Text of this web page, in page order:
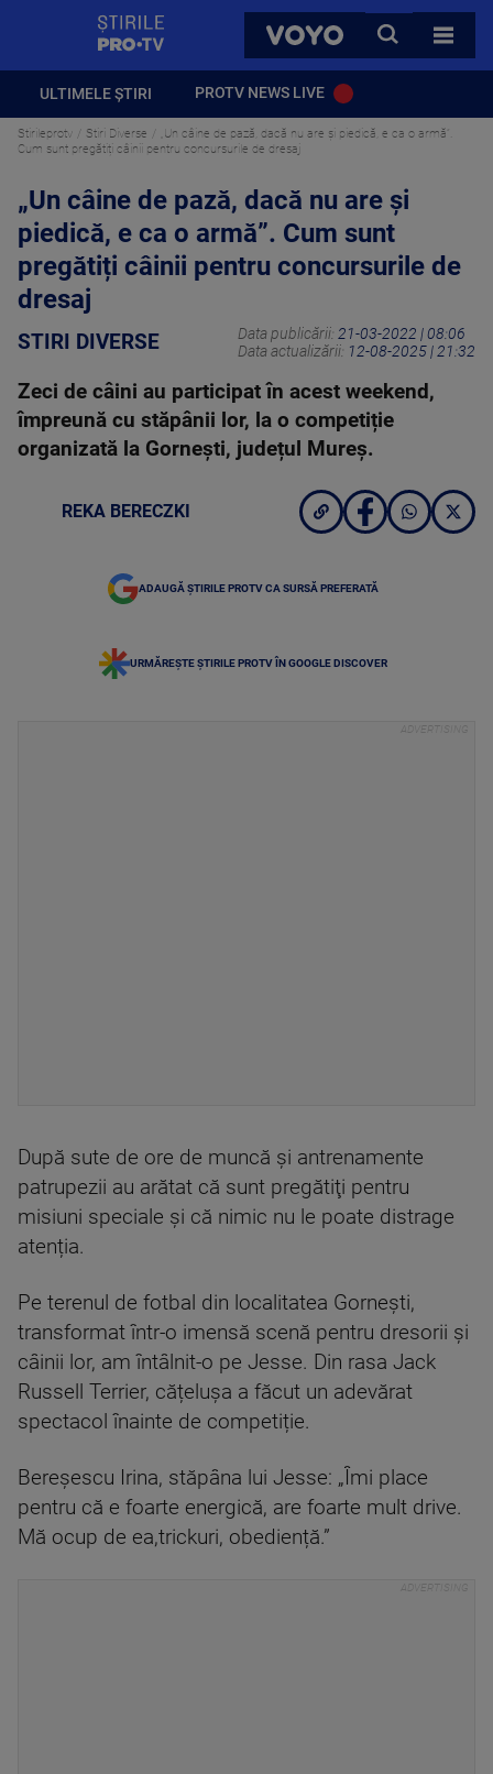
VOYO
CAUTA
TOATE
ULTIMELE ȘTIRI PROTV NEWS LIVE
Stirileprotv Stiri Diverse
„Un câine de pază, dacă nu are și piedică, e ca o armă”.
Cum sunt pregătiți câinii pentru concursurile de dresaj
„Un câine de pază, dacă nu are și
piedică, e ca o armă”. Cum sunt
pregătiți câinii pentru concursurile de
dresaj
STIRI DIVERSE Data publicării: 21-03-2022 | 08:06
Data actualizării: 12-08-2025 | 21:32
Zeci de câini au participat în acest weekend,
împreună cu stăpânii lor, la o competiție
organizată la Gornești, județul Mureș.
REKA BERECZKI
ADAUGĂ ȘTIRILE PROTV CA SURSĂ PREFERATĂ
URMĂREȘTE ȘTIRILE PROTV ÎN GOOGLE DISCOVER
După sute de ore de muncă şi antrenamente
patrupezii au arătat că sunt pregătiţi pentru
misiuni speciale şi că nimic nu le poate distrage
atenția.
Pe terenul de fotbal din localitatea Gornești,
transformat într-o imensă scenă pentru dresorii și
câinii lor, am întâlnit-o pe Jesse. Din rasa Jack
Russell Terrier, cățelușa a făcut un adevărat
spectacol înainte de competiție.
Bereșescu Irina, stăpâna lui Jesse: „Îmi place
pentru că e foarte energică, are foarte mult drive.
Mă ocup de ea,trickuri, obediență.”